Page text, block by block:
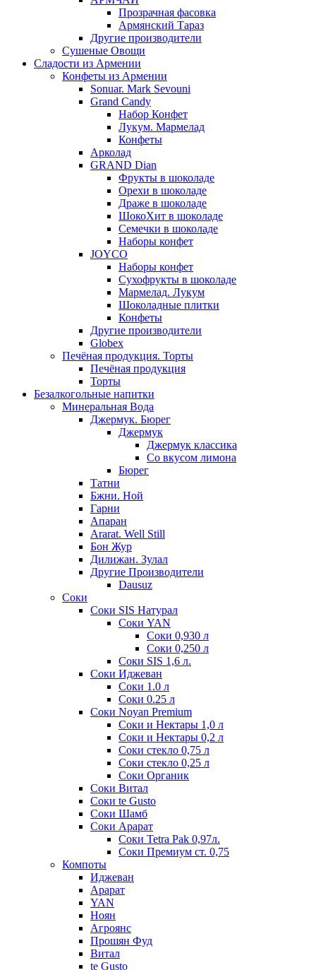
Прозрачная фасовка
Армянский Тараз
Другие производители
Сушеные Овощи
Сладости из Армении
Конфеты из Армении
Sonuar. Mark Sevouni
Grand Candy
Набор Конфет
Лукум. Мармелад
Конфеты
Арколад
GRAND Dian
Фрукты в шоколаде
Орехи в шоколаде
Драже в шоколаде
ШокоХит в шоколаде
Семечки в шоколаде
Наборы конфет
JOYCO
Наборы конфет
Сухофрукты в шоколаде
Мармелад. Лукум
Шоколадные плитки
Конфеты
Другие производители
Globex
Печёная продукция. Торты
Печёная продукция
Торты
Безалкогольные напитки
Минеральная Вода
Джермук. Бюрег
Джермук
Джермук классика
Со вкусом лимона
Бюрег
Татни
Бжни. Ной
Гарни
Апаран
Ararat. Well Still
Бон Жур
Дилижан. Зулал
Другие Производители
Dausuz
Соки
Соки SIS Натурал
Соки YAN
Соки 0,930 л
Соки 0,250 л
Соки SIS 1,6 л.
Соки Иджеван
Соки 1.0 л
Соки 0.25 л
Соки Noyan Premium
Соки и Нектары 1,0 л
Соки и Нектары 0,2 л
Соки стекло 0,75 л
Соки стекло 0,25 л
Соки Органик
Соки Витал
Соки te Gusto
Соки Шамб
Соки Арарат
Соки Tetra Pak 0,97л.
Соки Премиум ст. 0,75
Компоты
Иджеван
Арарат
YAN
Ноян
Агроянс
Прошян Фуд
Витал
te Gusto